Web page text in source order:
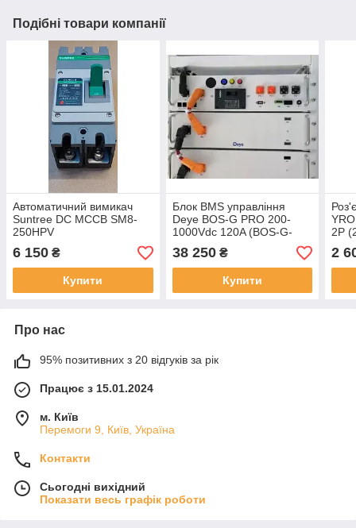
Подібні товари компанії
Автоматичний вимикач
Suntree DC MCCB SM8-
250HPV
6 150 ₴
Купити
Блок BMS управління
Deye BOS-G PRO 200-
1000Vdc 120A (BOS-G-
PDU-2)
38 250₴
Купити
2P
2
Про нас
95% позитивних з 20 відгуків за рік
Працює з 15.01.2024
м. Київ
Перемоги 9, Київ, Україна
Контакти
Сьогодні вихідний
Показати весь графік роботи